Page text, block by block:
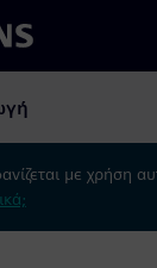
με χρήση